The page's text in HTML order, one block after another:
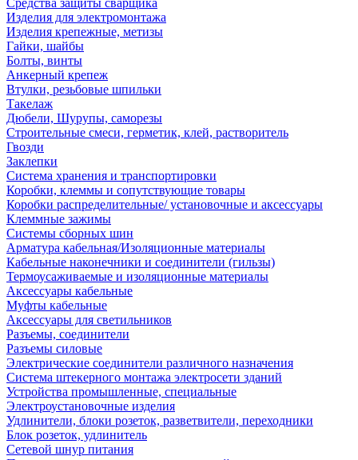
Средства защиты сварщика
Изделия для электромонтажа
Изделия крепежные, метизы
Гайки, шайбы
Болты, винты
Анкерный крепеж
Втулки, резьбовые шпильки
Такелаж
Дюбели, Шурупы, саморезы
Строительные смеси, герметик, клей, растворитель
Гвозди
Заклепки
Система хранения и транспортировки
Коробки, клеммы и сопутствующие товары
Коробки распределительные/ установочные и аксессуары
Клеммные зажимы
Системы сборных шин
Арматура кабельная/Изоляционные материалы
Кабельные наконечники и соединители (гильзы)
Термоусаживаемые и изоляционные материалы
Аксессуары кабельные
Муфты кабельные
Аксессуары для светильников
Разъемы, соединители
Разъемы силовые
Электрические соединители различного назначения
Система штекерного монтажа электросети зданий
Устройства промышленные, специальные
Электроустановочные изделия
Удлинители, блоки розеток, разветвители, переходники
Блок розеток, удлинитель
Сетевой шнур питания